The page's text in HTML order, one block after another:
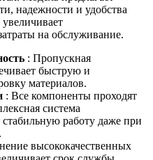
надежности и удобства
на обслуживание.
: Пропускная
быструю и
материалов.
: Все компоненты проходят
система
стабильную работу даже при
высококачественных